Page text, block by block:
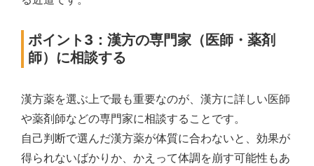
ポイント3：漢方の専門家（医師・薬剤
師）に相談する
漢方薬を選ぶ上で最も重要なのが、漢方に詳しい医師
や薬剤師などの専門家に相談することです。
自己判断で選んだ漢方薬が体質に合わないと、効果が
得られないばかりか、かえって体調を崩す可能性もあ